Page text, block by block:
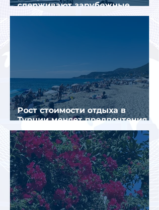
сдерживают зарубежные
конкуренты
Рост стоимости отдыха в
Турции меняет предпочтения
туристов